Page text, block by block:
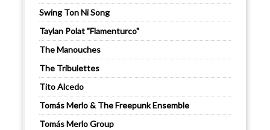
Swing Ton Ni Song
Taylan Polat "Flamenturco"
The Manouches
The Tribulettes
Tito Alcedo
Tomás Merlo & The Freepunk Ensemble
Tomás Merlo Group